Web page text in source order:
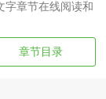
字章节在线阅读和
章节目录